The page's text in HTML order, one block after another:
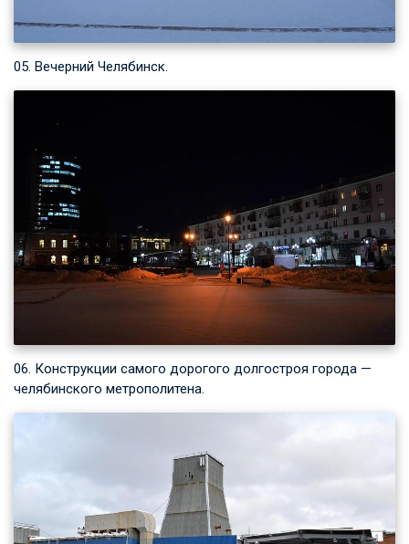
05. Вечерний Челябинск.
06. Конструкции самого дорогого долгостроя города —
челябинского метрополитена.